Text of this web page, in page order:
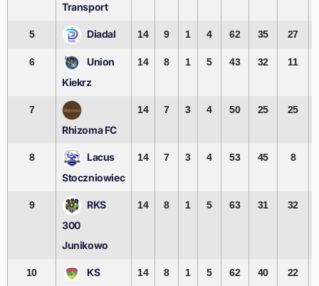
Transport
5 Diadal 14 9 1 4 62 35 27
6
Union
Kiekrz
14 8 1 5 43 32 11
7
Rhizoma FC
14 7 3 4 50 25 25
8
Lacus
Stoczniowiec
14 7 3 4 53 45 8
9
RKS
300
Junikowo
14 8 1 5 63 31 32
10
KS
14 8 1 5 62 40 22